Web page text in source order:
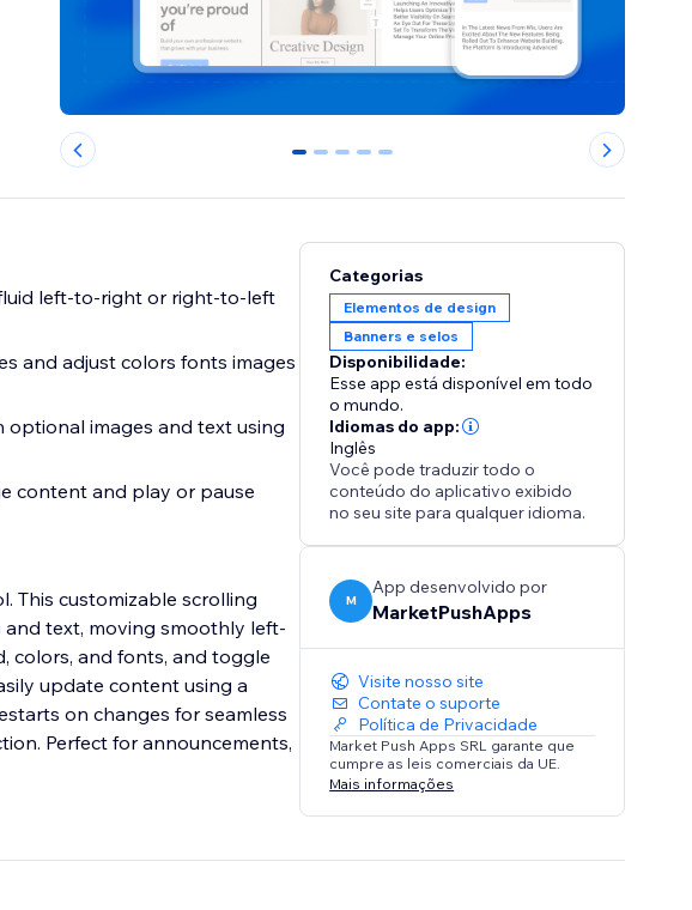
0 1 2 3 4
left-to-right or right-to-left
and adjust colors fonts images
optional images and text using
content and play or pause
This customizable scrolling
text, moving smoothly left-
colors, and fonts, and toggle
update content using a
on changes for seamless
Perfect for announcements,
Categorias
Elementos de design
Banners e selos
Disponibilidade:
Esse app está disponível em todo
o mundo.
Idiomas do app:
Inglês
Você pode traduzir todo o
conteúdo do aplicativo exibido
no seu site para qualquer idioma.
M
App desenvolvido por
MarketPushApps
Visite nosso site
Contate o suporte
Política de Privacidade
Market Push Apps SRL garante que
cumpre as leis comerciais da UE.
Mais informações